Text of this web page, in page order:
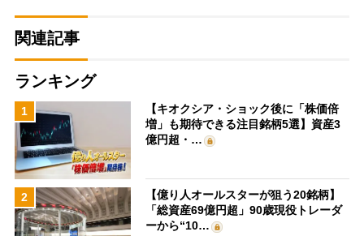
関連記事
ランキング
1
【キオクシア・ショック後に「株価倍
増」も期待できる注目銘柄5選】資産3
億円超・…
2
【億り人オールスターが狙う20銘柄】
「総資産69億円超」90歳現役トレーダ
ーから“10…